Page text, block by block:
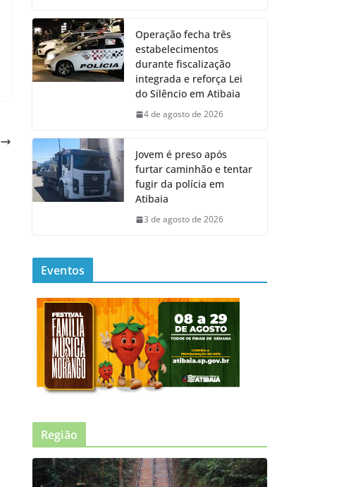
Operação fecha três
estabelecimentos
durante fiscalização
integrada e reforça Lei
do Silêncio em Atibaia
4 de agosto de 2026
Jovem é preso após
furtar caminhão e tentar
fugir da polícia em
Atibaia
3 de agosto de 2026
Eventos
Região